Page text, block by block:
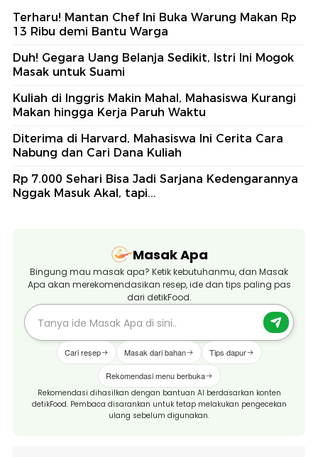
Terharu! Mantan Chef Ini Buka Warung Makan Rp
13 Ribu demi Bantu Warga
Duh! Gegara Uang Belanja Sedikit, Istri Ini Mogok
Masak untuk Suami
Kuliah di Inggris Makin Mahal, Mahasiswa Kurangi
Makan hingga Kerja Paruh Waktu
Diterima di Harvard, Mahasiswa Ini Cerita Cara
Nabung dan Cari Dana Kuliah
Rp 7.000 Sehari Bisa Jadi Sarjana Kedengarannya
Nggak Masuk Akal, tapi...
Masak Apa
Bingung mau masak apa? Ketik kebutuhanmu, dan Masak
Apa akan merekomendasikan resep, ide dan tips paling pas
dari detikFood.
Cari resep Masak dari bahan Tips dapur
Rekomendasi menu berbuka
Rekomendasi dihasilkan dengan bantuan AI berdasarkan konten
detikFood. Pembaca disarankan untuk tetap melakukan pengecekan
ulang sebelum digunakan.